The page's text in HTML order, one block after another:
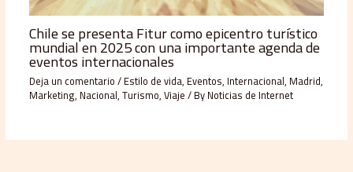
Chile se presenta Fitur como epicentro turístico
mundial en 2025 con una importante agenda de
eventos internacionales
Deja un comentario/Estilo de vida, Eventos, Internacional, Madrid,
Marketing, Nacional,Turismo,Viaje/ ByNoticias de Internet